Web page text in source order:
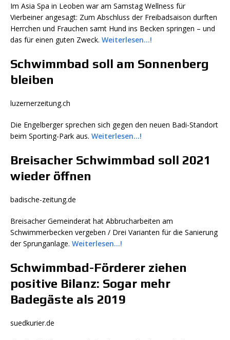
Im Asia Spa in Leoben war am Samstag Wellness für
Vierbeiner angesagt: Zum Abschluss der Freibadsaison durften
Herrchen und Frauchen samt Hund ins Becken springen – und
das für einen guten Zweck. Weiterlesen…!
Schwimmbad soll am Sonnenberg
bleiben
luzernerzeitung.ch
Die Engelberger sprechen sich gegen den neuen Badi-Standort
beim Sporting-Park aus. Weiterlesen…!
Breisacher Schwimmbad soll 2021
wieder öffnen
badische-zeitung.de
Breisacher Gemeinderat hat Abbrucharbeiten am
Schwimmerbecken vergeben / Drei Varianten für die Sanierung
der Sprunganlage. Weiterlesen…!
Schwimmbad-Förderer ziehen
positive Bilanz: Sogar mehr
Badegäste als 2019
suedkurier.de